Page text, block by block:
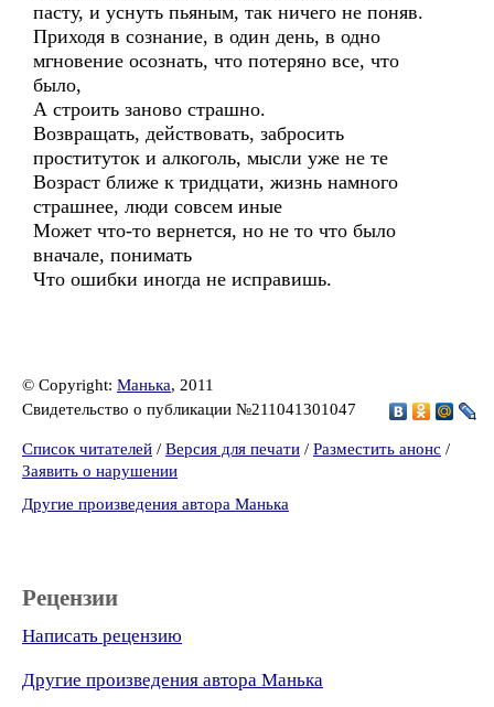
пасту, и уснуть пьяным, так ничего не поняв.
Приходя в сознание, в один день, в одно
мгновение осознать, что потеряно все, что
было,
А строить заново страшно.
Возвращать, действовать, забросить
проституток и алкоголь, мысли уже не те
Возраст ближе к тридцати, жизнь намного
страшнее, люди совсем иные
Может что-то вернется, но не то что было
вначале, понимать
Что ошибки иногда не исправишь.
© Copyright: Манька, 2011
Свидетельство о публикации №211041301047
Список читателей / Версия для печати / Разместить анонс /
Заявить о нарушении
Другие произведения автора Манька
Рецензии
Написать рецензию
Другие произведения автора Манька